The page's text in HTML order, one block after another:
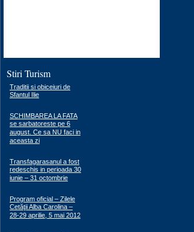
Stiri Turism
Traditii si obiceiuri de
Sfantul Ilie
SCHIMBAREA LA FATA
se sarbatoreste pe 6
august. Ce sa NU faci in
aceasta zi
Transfagarasanul a fost
redeschis in perioada 30
iunie – 31 octombrie
Program oficial – Zilele
Cetăţii Alba Carolina –
28-29 aprilie, 5 mai 2012